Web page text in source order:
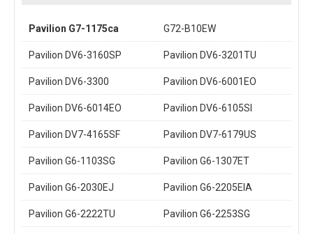
Pavilion G7-1175ca G72-B10EW
Pavilion DV6-3160SP Pavilion DV6-3201TU
Pavilion DV6-3300 Pavilion DV6-6001EO
Pavilion DV6-6014EO Pavilion DV6-6105SI
Pavilion DV7-4165SF Pavilion DV7-6179US
Pavilion G6-1103SG Pavilion G6-1307ET
Pavilion G6-2030EJ Pavilion G6-2205EIA
Pavilion G6-2222TU Pavilion G6-2253SG